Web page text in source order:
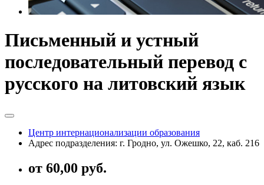
Письменный и устный
последовательный перевод с
русского на литовский язык
Центр интернационализации образования
Адрес подразделения: г. Гродно, ул. Ожешко, 22, каб. 216
от 60,00 руб.